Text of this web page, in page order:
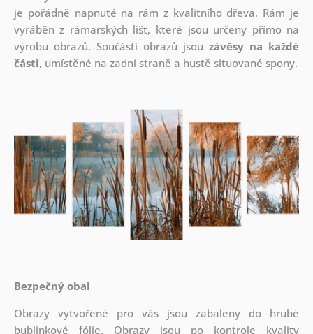
je pořádně napnuté na rám z kvalitního dřeva. Rám je
vyráběn z rámarských lišt, které jsou určeny přímo na
výrobu obrazů. Součástí obrazů jsouzávěsy na každé
části, umístěné na zadní straně a hustě situované spony.
Bezpečný obal
Obrazy vytvořené pro vás jsou zabaleny do hrubé
bublinkové fólie. Obrazy jsou po kontrole kvality